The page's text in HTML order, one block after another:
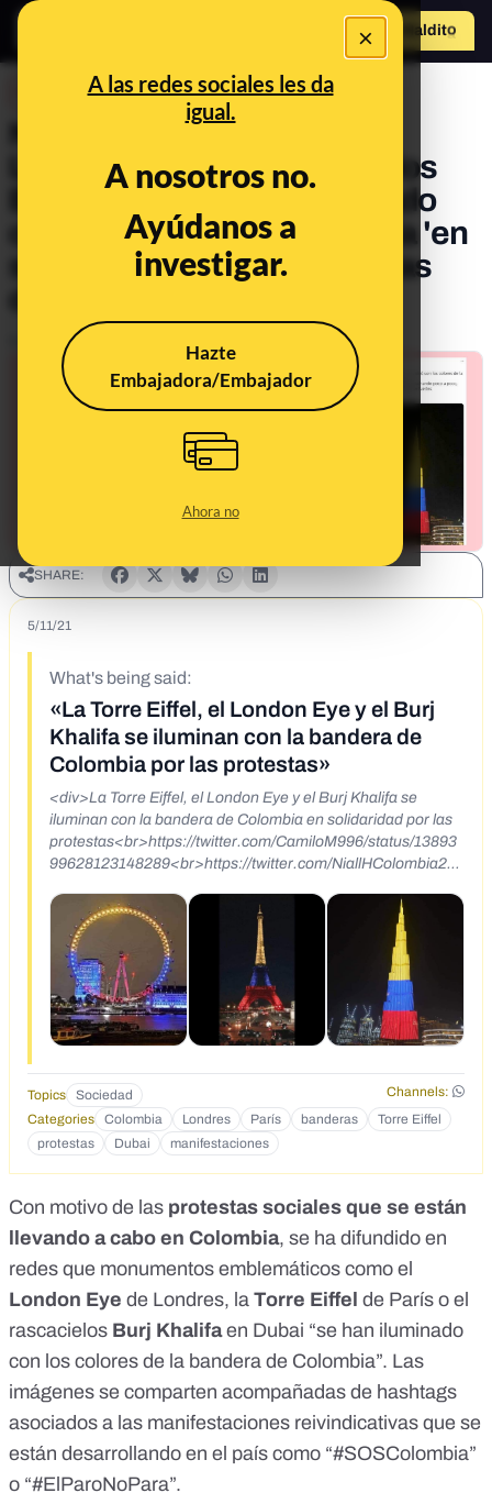
×
A las redes sociales les da
igual.
A nosotros no.
Ayúdanos a
investigar.
Hazte
Embajadora/Embajador
Ahora no
Hazte Maldito
No, ni la Torre Eiffel, ni el
London Eye, ni el rascacielos
Burj Khalifa se han iluminado
con la bandera de Colombia 'en
solidaridad con las protestas
Publicado el
SHARE:
5/11/21
What's being said:
«La Torre Eiffel, el London Eye y el Burj
Khalifa se iluminan con la bandera de
Colombia por las protestas»
<div>La Torre Eiffel, el London Eye y el Burj Khalifa se
iluminan con la bandera de Colombia en solidaridad por las
protestas<br>https://twitter.com/CamiloM996/status/13893
99628123148289<br>https://twitter.com/NiallHColombia2/st
u/status/1389728274130087940<br><br></div>
Topics Sociedad
Channels:
Categories
Colombia Londres París banderas
Torre Eiffel
protestas
Dubai manifestaciones
Con motivo de las protestas sociales que se están
llevando a cabo en Colombia, se ha difundido en
redes que monumentos emblemáticos como el
London Eye de Londres, la Torre Eiffel de París o el
rascacielos Burj Khalifaen Dubai “se han iluminado
con los colores de la bandera de Colombia”. Las
imágenes se comparten acompañadas de hashtags
asociados a las manifestaciones reivindicativas que se
están desarrollando en el país como “#SOSColombia”
o “#ElParoNoPara”.